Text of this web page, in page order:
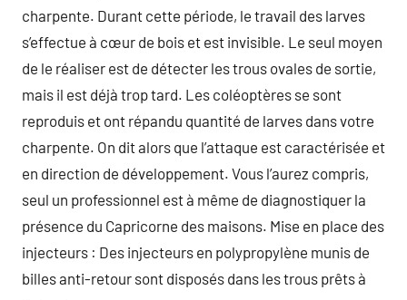
charpente. Durant cette période, le travail des larves
s’effectue à cœur de bois et est invisible. Le seul moyen
de le réaliser est de détecter les trous ovales de sortie,
mais il est déjà trop tard. Les coléoptères se sont
reproduis et ont répandu quantité de larves dans votre
charpente. On dit alors que l’attaque est caractérisée et
en direction de développement. Vous l’aurez compris,
seul un professionnel est à même de diagnostiquer la
présence du Capricorne des maisons. Mise en place des
injecteurs : Des injecteurs en polypropylène munis de
billes anti-retour sont disposés dans les trous prêts à